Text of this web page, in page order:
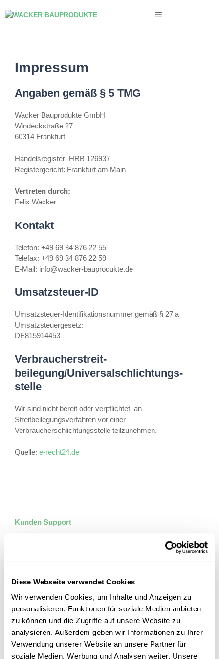
Diese Webseite verwendet Cookies
Wir verwenden Cookies, um Inhalte und Anzeigen zu
personalisieren, Funktionen für soziale Medien anbieten
zu können und die Zugriffe auf unsere Website zu
analysieren. Außerdem geben wir Informationen zu Ihrer
Verwendung unserer Website an unsere Partner für
soziale Medien, Werbung und Analysen weiter. Unsere
Inhalt
MENÜ
Impressum
Angaben gemäß § 5 TMG
Wacker Bauprodukte GmbH
Windeckstraße 27
60314 Frankfurt
Handelsregister: HRB 126937
Registergericht: Frankfurt am Main
Vertreten durch:
Felix Wacker
Kontakt
Telefon: +49 69 34 876 22 55
Telefax: +49 69 34 876 22 59
E-Mail: info@wacker-bauprodukte.de
Umsatzsteuer-ID
Umsatzsteuer-Identifikationsnummer gemäß § 27 a
Umsatzsteuergesetz:
DE815914453
Verbraucher­streit­
beilegung/Universal­schlichtungs­
stelle
Wir sind nicht bereit oder verpflichtet, an
Streitbeilegungsverfahren vor einer
Verbraucherschlichtungsstelle teilzunehmen.
Quelle: e-recht24.de
Kunden Support
Sortiment
Krantraversen
Hebeklemmen